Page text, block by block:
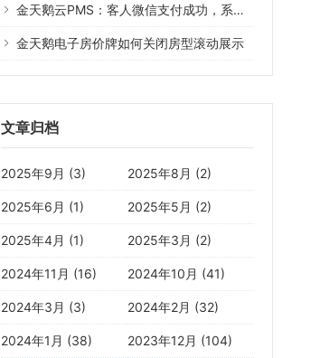
金天鹅云PMS：客人微信支付成功，系统没有记录
金天鹅电子房价牌如何关闭房型滚动展示
文章归档
2025年9月 (3) 2025年8月 (2)
2025年6月 (1) 2025年5月 (2)
2025年4月 (1) 2025年3月 (2)
2024年11月 (16) 2024年10月 (41)
2024年3月 (3) 2024年2月 (32)
2024年1月 (38) 2023年12月 (104)